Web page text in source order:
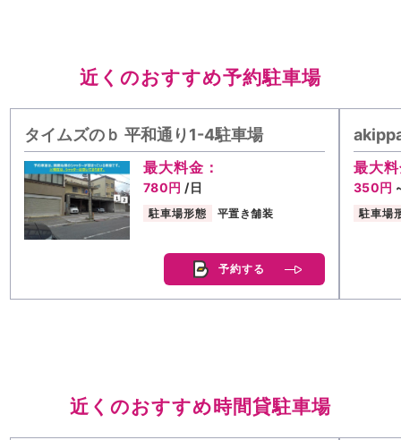
近くのおすすめ予約駐車場
タイムズのｂ 平和通り1-4駐車場
最大料金：
780円 /日
駐車場形態 平置き舗装
予約する
最大
350円
駐車場
近くのおすすめ時間貸駐車場